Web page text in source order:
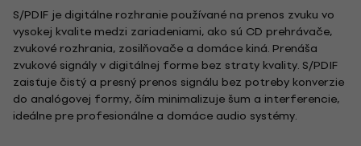
S/PDIF je digitálne rozhranie používané na prenos zvuku vo
vysokej kvalite medzi zariadeniami, ako sú CD prehrávače,
zvukové rozhrania, zosilňovače a domáce kiná. Prenáša
zvukové signály v digitálnej forme bez straty kvality. S/PDIF
zaisťuje čistý a presný prenos signálu bez potreby konverzie
do analógovej formy, čím minimalizuje šum a interferencie,
ideálne pre profesionálne a domáce audio systémy.